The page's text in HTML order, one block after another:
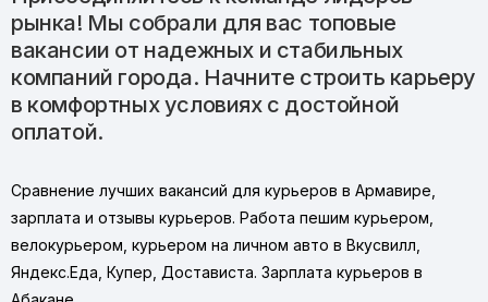
рынка! Мы собрали для вас топовые
вакансии от надежных и стабильных
компаний города. Начните строить карьеру
в комфортных условиях с достойной
оплатой.
Сравнение лучших вакансий для курьеров в Армавире,
зарплата и отзывы курьеров. Работа пешим курьером,
велокурьером, курьером на личном авто в Вкусвилл,
Яндекс.Еда, Купер, Достависта. Зарплата курьеров в